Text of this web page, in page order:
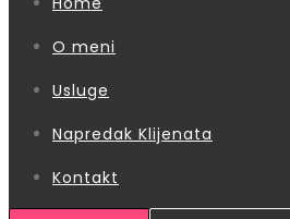
O meni
Usluge
Napredak Klijenata
Kontakt